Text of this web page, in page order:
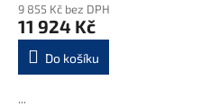
9 855 Kč bez DPH
11 924 Kč
Do košíku
...